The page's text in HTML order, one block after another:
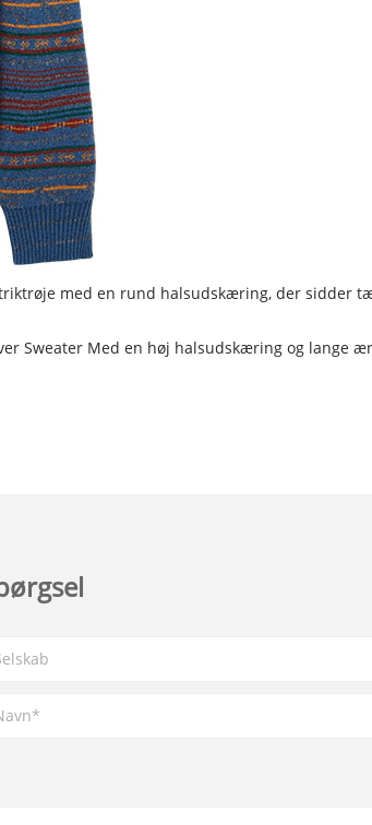
med en rund halsudskæring, der sidder
Sweater Med en høj halsudskæring og lange